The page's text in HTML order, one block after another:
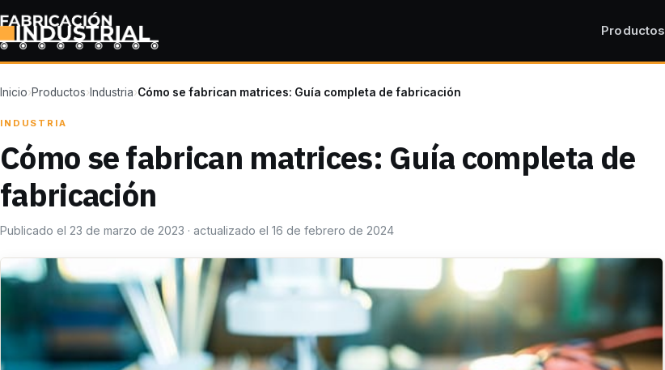
Productos
Inicio›Productos› Industria›Cómo se fabrican matrices: Guía completa de fabricación
INDUSTRIA
Cómo se fabrican matrices: Guía completa de
fabricación
Publicado el 23 de marzo de 2023 · actualizado el 16 de febrero de 2024